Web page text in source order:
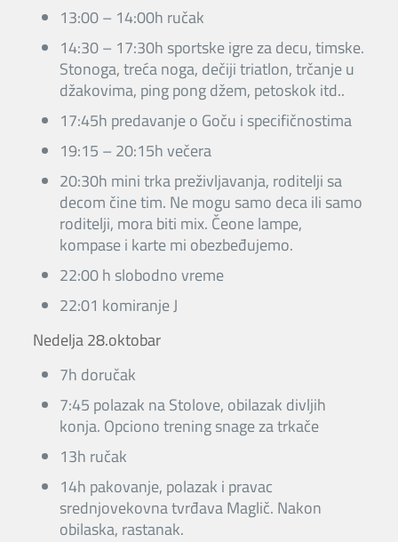
13:00 – 14:00h ručak
14:30 – 17:30h sportske igre za decu, timske.
Stonoga, treća noga, dečiji triatlon, trčanje u
džakovima, ping pong džem, petoskok itd..
17:45h predavanje o Goču i specifičnostima
19:15 – 20:15h večera
20:30h mini trka preživljavanja, roditelji sa
decom čine tim. Ne mogu samo deca ili samo
roditelji, mora biti mix. Čeone lampe,
kompase i karte mi obezbeđujemo.
22:00 h slobodno vreme
22:01 komiranje J
Nedelja 28.oktobar
7h doručak
7:45 polazak na Stolove, obilazak divljih
konja. Opciono trening snage za trkače
13h ručak
14h pakovanje, polazak i pravac
srednjovekovna tvrđava Maglič. Nakon
obilaska, rastanak.